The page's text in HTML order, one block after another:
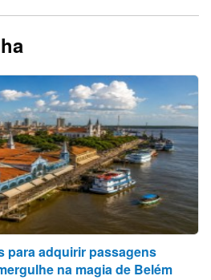
para adquirir passagens
na magia de Belém